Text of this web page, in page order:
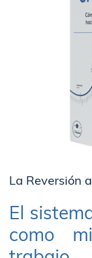
La Reversión
El
como